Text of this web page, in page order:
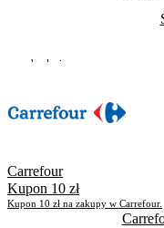
Do odwołania
Carrefour
Kupon 10 zł
Kupon 10 zł na zakupy w Carrefour.